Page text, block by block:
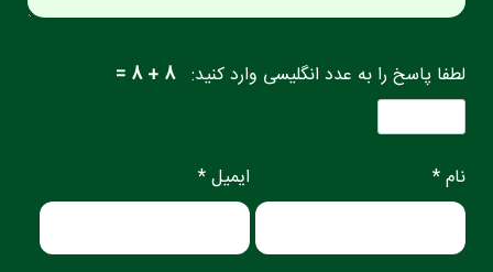
لطفا پاسخ را به عدد انگلیسی وارد کنید: 8 + 8 =
نام * ایمیل *